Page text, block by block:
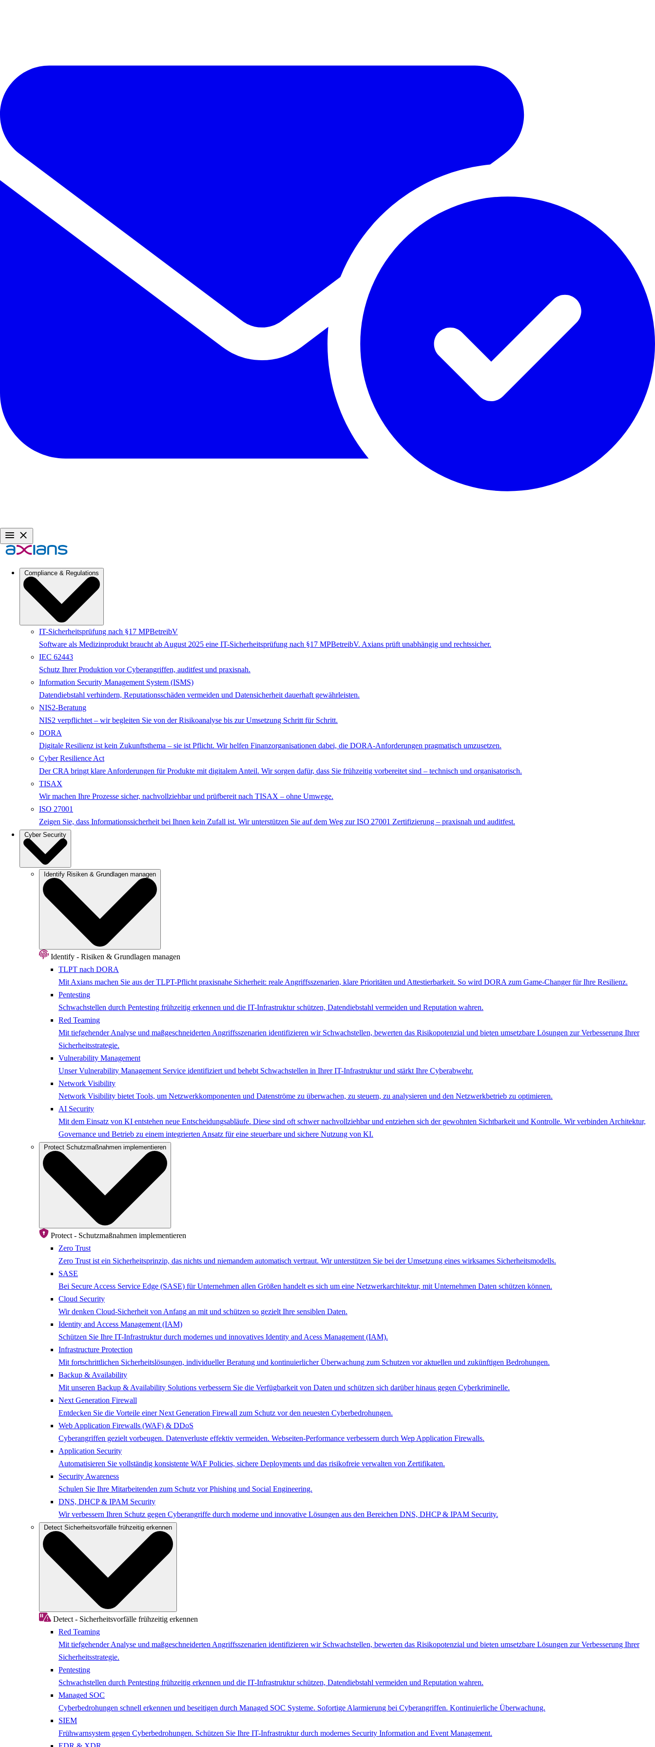
Compliance & Regulations
IT-Sicherheitsprüfung nach §17 MPBetreibV
Software als Medizinprodukt braucht ab August 2025 eine IT-Sicherheitsprüfung nach §17 MPBetreibV. Axians prüft unabhängig und rechtssicher.
IEC 62443
Schutz Ihrer Produktion vor Cyberangriffen, auditfest und praxisnah.
Information Security Management System (ISMS)
Datendiebstahl verhindern, Reputationsschäden vermeiden und Datensicherheit dauerhaft gewährleisten.
NIS2-Beratung
NIS2 verpflichtet – wir begleiten Sie von der Risikoanalyse bis zur Umsetzung Schritt für Schritt.
DORA
Digitale Resilienz ist kein Zukunftsthema – sie ist Pflicht. Wir helfen Finanzorganisationen dabei, die DORA-Anforderungen pragmatisch umzusetzen.
Cyber Resilience Act
Der CRA bringt klare Anforderungen für Produkte mit digitalem Anteil. Wir sorgen dafür, dass Sie frühzeitig vorbereitet sind – technisch und organisatorisch.
TISAX
Wir machen Ihre Prozesse sicher, nachvollziehbar und prüfbereit nach TISAX – ohne Umwege.
ISO 27001
Zeigen Sie, dass Informationssicherheit bei Ihnen kein Zufall ist. Wir unterstützen Sie auf dem Weg zur ISO 27001 Zertifizierung – praxisnah und auditfest.
Cyber Security
Identify Risiken & Grundlagen managen
Identify - Risiken & Grundlagen managen
TLPT nach DORA
Mit Axians machen Sie aus der TLPT-Pflicht praxisnahe Sicherheit: reale Angriffsszenarien, klare Prioritäten und Attestierbarkeit. So wird DORA zum Game-Changer für Ihre Resilienz.
Pentesting
Schwachstellen durch Pentesting frühzeitig erkennen und die IT-Infrastruktur schützen, Datendiebstahl vermeiden und Reputation wahren.
Red Teaming
Mit tiefgehender Analyse und maßgeschneiderten Angriffsszenarien identifizieren wir Schwachstellen, bewerten das Risikopotenzial und bieten umsetzbare Lösungen zur Verbesserung Ihrer
Sicherheitsstrategie.
Vulnerability Management
Unser Vulnerability Management Service identifiziert und behebt Schwachstellen in Ihrer IT-Infrastruktur und stärkt Ihre Cyberabwehr.
Network ​Visibility
Network Visibility bietet Tools, um Netzwerkkomponenten und Datenströme zu überwachen, zu steuern, zu analysieren und den Netzwerkbetrieb zu optimieren.
AI Security
Mit dem Einsatz von KI entstehen neue Entscheidungsabläufe. Diese sind oft schwer nachvollziehbar und entziehen sich der gewohnten Sichtbarkeit und Kontrolle. Wir verbinden Architektur,
Governance und Betrieb zu einem integrierten Ansatz für eine steuerbare und sichere Nutzung von KI.
Protect Schutzmaßnahmen implementieren
Protect - Schutzmaßnahmen implementieren
Zero Trust
Zero Trust ist ein Sicherheitsprinzip, das nichts und niemandem automatisch vertraut. Wir unterstützen Sie bei der Umsetzung eines wirksames Sicherheitsmodells.
SASE
Bei Secure Access Service Edge (SASE) für Unternehmen allen Größen handelt es sich um eine Netzwerkarchitektur, mit Unternehmen Daten schützen können.
Cloud Security
Wir denken Cloud-Sicherheit von Anfang an mit und schützen so gezielt Ihre sensiblen Daten.
Identity and Access Management (IAM)
Schützen Sie Ihre IT-Infrastruktur durch modernes und innovatives Identity and Acess Management (IAM).
Infrastructure Protection
Mit fortschrittlichen Sicherheitslösungen, individueller Beratung und kontinuierlicher Überwachung zum Schutzen vor aktuellen und zukünftigen Bedrohungen.
Backup & Availability
Mit unseren Backup & Availability Solutions verbessern Sie die Verfügbarkeit von Daten und schützen sich darüber hinaus gegen Cyberkriminelle.
Next Generation Firewall
Entdecken Sie die Vorteile einer Next Generation Firewall zum Schutz vor den neuesten Cyberbedrohungen.
Web Application Firewalls (WAF) & DDoS
Cyberangriffen gezielt vorbeugen. Datenverluste effektiv vermeiden. Webseiten-Performance verbessern durch Wep Application Firewalls.
Application Security
Automatisieren Sie vollständig konsistente WAF Policies, sichere Deployments und das risikofreie verwalten von Zertifikaten.
Security Awareness
Schulen Sie Ihre Mitarbeitenden zum Schutz vor Phishing und Social Engineering.
DNS, DHCP & IPAM Security
Wir verbessern Ihren Schutz gegen Cyberangriffe durch moderne und innovative Lösungen aus den Bereichen DNS, DHCP & IPAM Security.
Detect Sicherheitsvorfälle frühzeitig erkennen
Detect - Sicherheitsvorfälle frühzeitig erkennen
Red Teaming
Mit tiefgehender Analyse und maßgeschneiderten Angriffsszenarien identifizieren wir Schwachstellen, bewerten das Risikopotenzial und bieten umsetzbare Lösungen zur Verbesserung Ihrer
Sicherheitsstrategie.
Pentesting
Schwachstellen durch Pentesting frühzeitig erkennen und die IT-Infrastruktur schützen, Datendiebstahl vermeiden und Reputation wahren.
Managed SOC
Cyberbedrohungen schnell erkennen und beseitigen durch Managed SOC Systeme. Sofortige Alarmierung bei Cyberangriffen. Kontinuierliche Überwachung.
SIEM
Frühwarnsystem gegen Cyberbedrohungen. Schützen Sie Ihre IT-Infrastruktur durch modernes Security Information and Event Management.